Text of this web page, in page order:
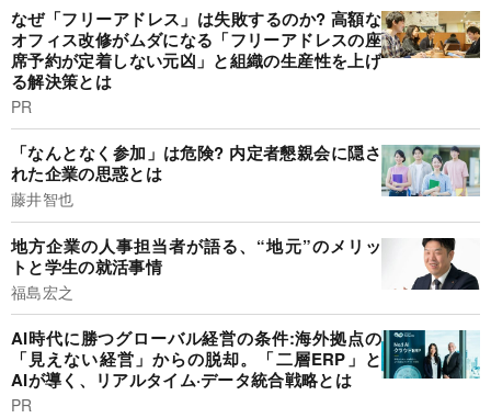
なぜ「フリーアドレス」は失敗するのか? 高額な
オフィス改修がムダになる「フリーアドレスの座
席予約が定着しない元凶」と組織の生産性を上げ
る解決策とは
PR
「なんとなく参加」は危険? 内定者懇親会に隠さ
れた企業の思惑とは
藤井智也
地方企業の人事担当者が語る、“地元”のメリッ
トと学生の就活事情
福島宏之
AI時代に勝つグローバル経営の条件:海外拠点の
「見えない経営」からの脱却。「二層ERP」と
AIが導く、リアルタイム·データ統合戦略とは
PR